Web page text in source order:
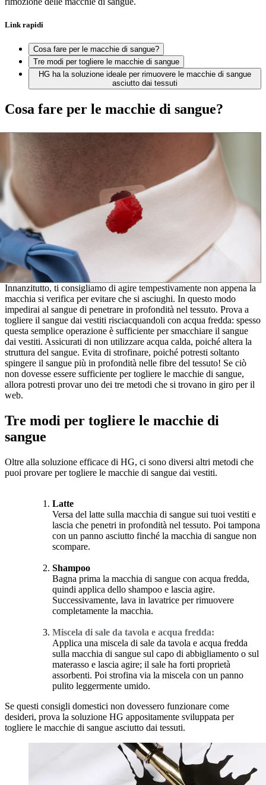
Link rapidi
Cosa fare per le macchie di sangue?
Tre modi per togliere le macchie di sangue
HG ha la soluzione ideale per rimuovere le macchie di sangue
asciutto dai tessuti
Cosa fare per le macchie di sangue?
Innanzitutto, ti consigliamo di agire tempestivamente non appena la
macchia si verifica per evitare che si asciughi. In questo modo
impedirai al sangue di penetrare in profondità nel tessuto. Prova a
togliere il sangue dai vestiti risciacquandoli con acqua fredda: spesso
questa semplice operazione è sufficiente per smacchiare il sangue
dai vestiti. Assicurati di non utilizzare acqua calda, poiché altera la
struttura del sangue. Evita di strofinare, poiché potresti soltanto
spingere il sangue più in profondità nelle fibre del tessuto! Se ciò
non dovesse essere sufficiente per togliere le macchie di sangue,
allora potresti provar uno dei tre metodi che si trovano in giro per il
web.
Tre modi per togliere le macchie di
sangue
Oltre alla soluzione efficace di HG, ci sono diversi altri metodi che
puoi provare per togliere le macchie di sangue dai vestiti.
Latte
Versa del latte sulla macchia di sangue sui tuoi vestiti e
lascia che penetri in profondità nel tessuto. Poi tampona
con un panno asciutto finché la macchia di sangue non
scompare.
Shampoo
Bagna prima la macchia di sangue con acqua fredda,
quindi applica dello shampoo e lascia agire.
Successivamente, lava in lavatrice per rimuovere
completamente la macchia.
Miscela di sale da tavola e acqua fredda:
Applica una miscela di sale da tavola e acqua fredda
sulla macchia di sangue sul capo di abbigliamento o sul
materasso e lascia agire; il sale ha forti proprietà
assorbenti. Poi strofina via la miscela con un panno
pulito leggermente umido.
Se questi consigli domestici non dovessero funzionare come
desideri, prova la soluzione HG appositamente sviluppata per
togliere le macchie di sangue asciutto dai tessuti.